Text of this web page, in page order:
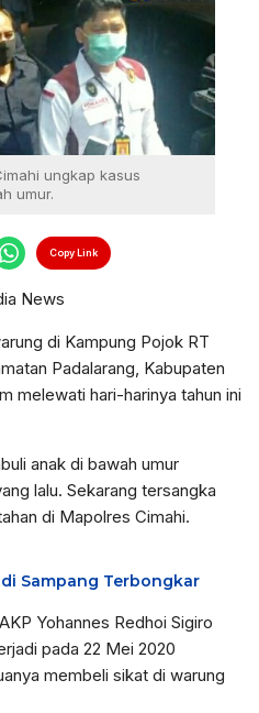
ungkap kasus
umur.
Copy Link
News
di Kampung Pojok RT
Padalarang, Kabupaten
melewati hari-harinya tahun ini
anak di bawah umur
lalu. Sekarang tersangka
di Mapolres Cimahi.
Sampang Terbongkar
Yohannes Redhoi Sigiro
pada 22 Mei 2020
membeli sikat di warung